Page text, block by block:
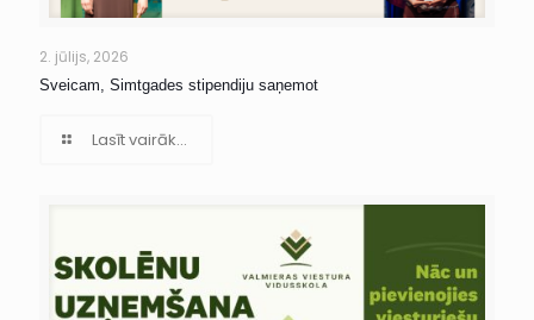
2. jūlijs, 2026
Sveicam, Simtgades stipendiju saņemot
Lasīt vairāk...